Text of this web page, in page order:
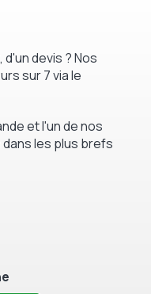
devis ? Nos
sur 7 via le
et l'un de nos
les plus brefs